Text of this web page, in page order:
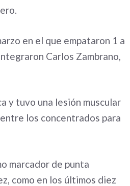
en el que empataron 1 a
Carlos Zambrano,
y tuvo una lesión muscular
los concentrados para
marcador de punta
como en los últimos diez